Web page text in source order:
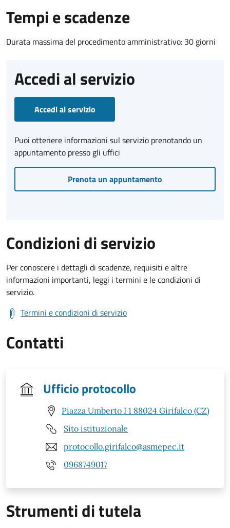
Tempi e scadenze
Durata massima del procedimento amministrativo: 30 giorni
Accedi al servizio
Accedi al servizio
Puoi ottenere informazioni sul servizio prenotando un
appuntamento presso gli uffici
Prenota un appuntamento
Condizioni di servizio
Per conoscere i dettagli di scadenze, requisiti e altre
informazioni importanti, leggi i termini e le condizioni di
servizio.
Termini e condizioni di servizio
Contatti
Ufficio protocollo
Piazza Umberto I 1 88024 Girifalco (CZ)
Sito istituzionale
protocollo.girifalco@asmepec.it
0968749017
Strumenti di tutela